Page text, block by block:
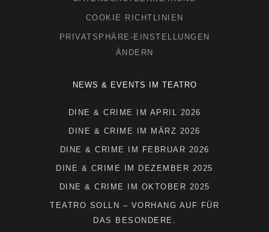
COOKIE RICHTLINIEN
PRIVATSPHÄRE-EINSTELLUNGEN
ÄNDERN
NEWS & EVENTS IM TEATRO
DINE & CRIME IM APRIL 2026
DINE & CRIME IM MÄRZ 2026
DINE & CRIME IM FEBRUAR 2026
DINE & CRIME IM DEZEMBER 2025
DINE & CRIME IM OKTOBER 2025
TEATRO SOLLN – VORHANG AUF FÜR
DAS BESONDERE.